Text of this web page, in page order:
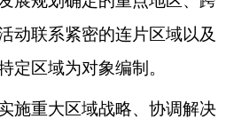
动联系紧密的连片区域以及
定区域为对象编制。
重大区域战略、协调解决